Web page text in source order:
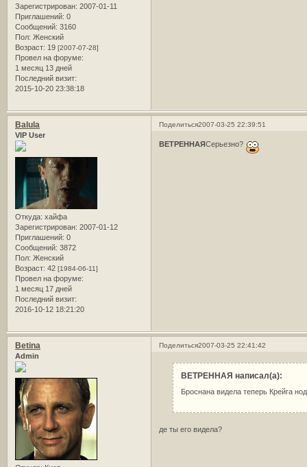
Зарегистрирован: 2007-01-11
Приглашений: 0
Сообщений: 3160
Пол: Женский
Возраст: 19 [2007-07-28]
Провел на форуме:
1 месяц 13 дней
Последний визит:
2015-10-20 23:38:18
Поделиться2007-03-25 22:39:51
Balula
VIP User
Откуда: хайфа
Зарегистрирован: 2007-01-12
Приглашений: 0
Сообщений: 3872
Пол: Женский
Возраст: 42 [1984-06-11]
Провел на форуме:
1 месяц 17 дней
Последний визит:
2016-10-12 18:21:20
ВЕТРЕННАЯСерьезно?
Поделиться2007-03-25 22:41:42
Betina
Admin
ВЕТРЕННАЯ написал(а):
Броснана видела теперь Крейга
де ты его видела?